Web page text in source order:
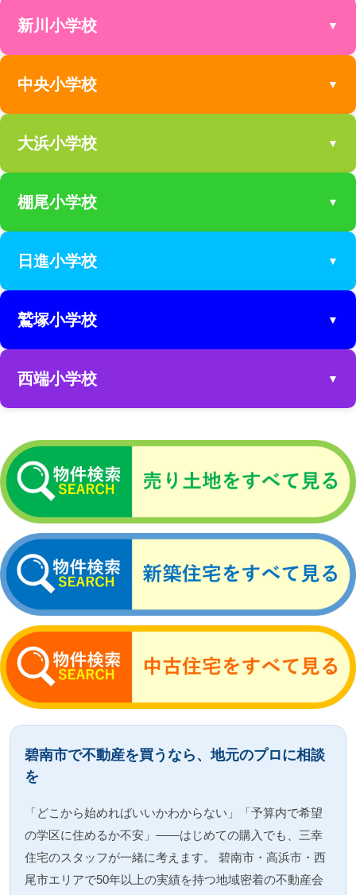
新川小学校 ▼
中央小学校 ▼
大浜小学校 ▼
棚尾小学校 ▼
日進小学校 ▼
鷲塚小学校 ▼
西端小学校 ▼
一戸建てを見る
碧南市で不動産を買うなら、地元のプロに相談
を
「どこから始めればいいかわからない」「予算内で希望
の学区に住めるか不安」――はじめての購入でも、三幸
住宅のスタッフが一緒に考えます。 碧南市・高浜市・西
尾市エリアで50年以上の実績を持つ地域密着の不動産会